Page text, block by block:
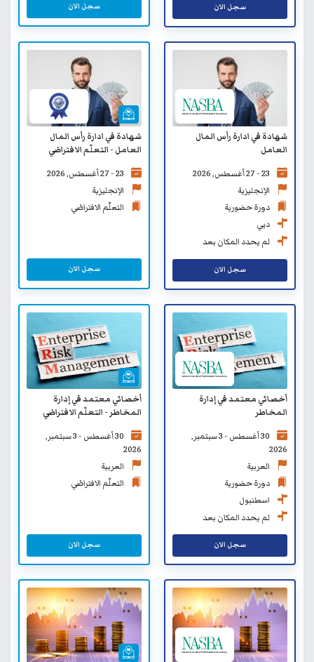
سجل الان سجل الان
شهادة في ادارة رأس المال
العامل
23 - 27 أغسطس, 2026
الإنجليزية
دورة حضورية
دبي
لم يحدد المكان بعد
سجل الان
شهادة في ادارة رأس المال
العامل - التعلّم الافتراضي
23 - 27 أغسطس, 2026
الإنجليزية
التعلّم الافتراضي
سجل الان
أخصائي معتمد في إدارة
المخاطر
30 أغسطس - 3 سبتمبر,
2026
العربية
دورة حضورية
اسطنبول
لم يحدد المكان بعد
سجل الان
أخصائي معتمد في إدارة
المخاطر - التعلّم الافتراضي
30 أغسطس - 3 سبتمبر,
2026
العربية
التعلّم الافتراضي
سجل الان